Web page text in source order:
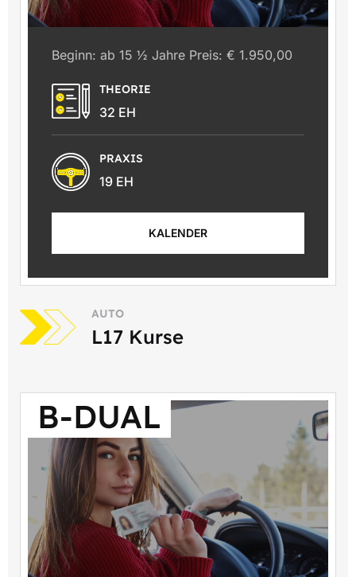
Beginn: ab 15 ½ Jahre Preis: € 1.950,00
THEORIE
32 EH
PRAXIS
19 EH
KALENDER
AUTO
L17 Kurse
B-DUAL